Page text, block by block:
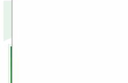
Программы